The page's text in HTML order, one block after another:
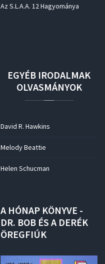
Az S.L.A.A. 12 Hagyománya
EGYÉB IRODALMAK
OLVASMÁNYOK
David R. Hawkins
Melody Beattie
Helen Schucman
A HÓNAP KÖNYVE -
DR. BOB ÉS A DERÉK
ÖREGFIÚK